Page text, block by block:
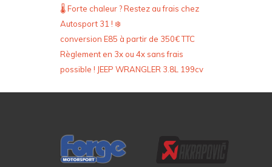
🌡️ Forte chaleur ? Restez au frais chez
Autosport 31 ! ❄️
conversion E85 à partir de 350€ TTC
Règlement en 3x ou 4x sans frais
possible ! JEEP WRANGLER 3.8L 199cv